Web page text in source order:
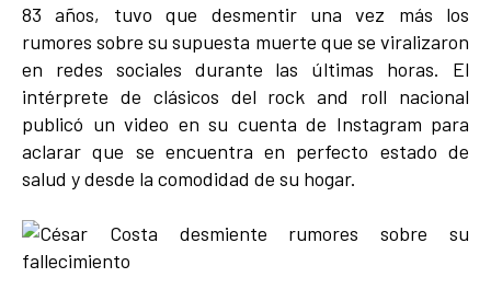
83 años, tuvo que desmentir una vez más los
rumores sobre su supuesta muerte que se viralizaron
en redes sociales durante las últimas horas. El
intérprete de clásicos del rock and roll nacional
publicó un video en su cuenta de Instagram para
aclarar que se encuentra en perfecto estado de
salud y desde la comodidad de su hogar.